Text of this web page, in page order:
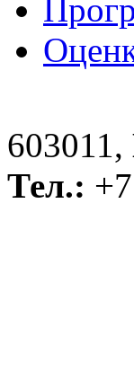
603011,
Тел.: